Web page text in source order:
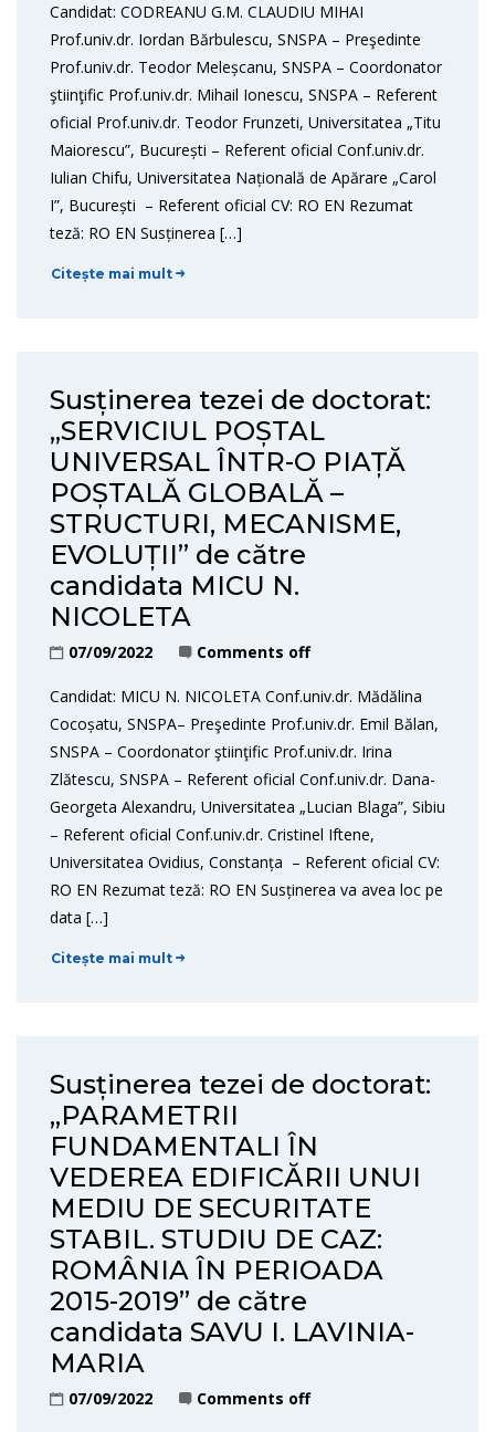
Candidat: CODREANU G.M. CLAUDIU MIHAI
Prof.univ.dr. Iordan Bărbulescu, SNSPA – Preşedinte
Prof.univ.dr. Teodor Meleșcanu, SNSPA – Coordonator
ştiinţific Prof.univ.dr. Mihail Ionescu, SNSPA – Referent
oficial Prof.univ.dr. Teodor Frunzeti, Universitatea „Titu
Maiorescu”, București – Referent oficial Conf.univ.dr.
Iulian Chifu, Universitatea Națională de Apărare „Carol
I”, București – Referent oficial CV: RO EN Rezumat
teză: RO EN Susținerea […]
Citește mai mult
Susținerea tezei de doctorat:
„SERVICIUL POȘTAL
UNIVERSAL ÎNTR-O PIAȚĂ
POȘTALĂ GLOBALĂ –
STRUCTURI, MECANISME,
EVOLUȚII” de către
candidata MICU N.
NICOLETA
07/09/2022 Comments off
Candidat: MICU N. NICOLETA Conf.univ.dr. Mădălina
Cocoșatu, SNSPA– Preşedinte Prof.univ.dr. Emil Bălan,
SNSPA – Coordonator ştiinţific Prof.univ.dr. Irina
Zlătescu, SNSPA – Referent oficial Conf.univ.dr. Dana-
Georgeta Alexandru, Universitatea „Lucian Blaga”, Sibiu
– Referent oficial Conf.univ.dr. Cristinel Iftene,
Universitatea Ovidius, Constanța – Referent oficial CV:
RO EN Rezumat teză: RO EN Susținerea va avea loc pe
data […]
Citește mai mult
Susținerea tezei de doctorat:
„PARAMETRII
FUNDAMENTALI ÎN
VEDEREA EDIFICĂRII UNUI
MEDIU DE SECURITATE
STABIL. STUDIU DE CAZ:
ROMÂNIA ÎN PERIOADA
2015-2019” de către
candidata SAVU I. LAVINIA-
MARIA
07/09/2022 Comments off